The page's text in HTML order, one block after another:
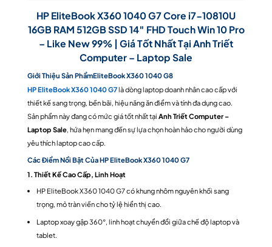
HP EliteBook X360 1040 G7 Core i7-10810U
16GB RAM 512GB SSD 14″ FHD Touch Win 10 Pro
– Like New 99% | Giá Tốt Nhất Tại Anh Triết
Computer – Laptop Sale
Giới Thiệu Sản PhẩmEliteBook X360 1040 G8
HP EliteBook X360 1040 G7là dòng laptop doanh nhân cao cấp với
thiết kế sang trọng, bền bãi, hiệu năng ăn điểm và tính đa dụng cao.
Sản phẩm này đang có mức giá tốt nhất tại Anh Triết Computer –
Laptop Sale, hứa hẹn mang đến sự lựa chọn hoàn hảo cho người dùng
yêu thích laptop cao cấp.
Các Điểm Nổi Bật Của HP EliteBook X360 1040 G7
1. Thiết Kế Cao Cấp, Linh Hoạt
HP EliteBook X360 1040 G7 có khung nhôm nguyên khối sang
trọng, mỏ tràn viền cho tỷ lệ hiển thị cao.
Laptop xoay gập 360°, linh hoạt chuyển đổi giữa chế độ laptop và
tablet.